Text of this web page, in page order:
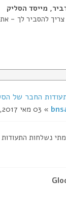
להסביר לך -
» 03 מאי 2017, 20:42
נשלחות